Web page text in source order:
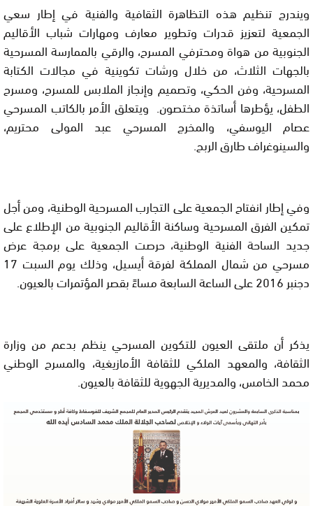
ويندرج تنظيم هذه التظاهرة الثقافية والفنية في إطار سعي
الجمعية لتعزيز قدرات وتطوير معارف ومهارات شباب الأقاليم
الجنوبية من هواة ومحترفي المسرح، والرقي بالممارسة المسرحية
بالجهات الثلاث، من خلال ورشات تكوينية في مجالات الكتابة
المسرحية، وفن الحكي، وتصميم وإنجاز الملابس للمسرح، ومسرح
الطفل، يؤطرها أساتذة مختصون. ويتعلق الأمر بالكاتب المسرحي
عصام اليوسفي، والمخرج المسرحي عبد المولى محتريم،
والسينوغراف طارق الربح.
وفيإطار انفتاح الجمعية على التجارب المسرحية الوطنية، ومن أجل
تمكين الفرقالمسرحية وساكنة الأقاليم الجنوبية من الإطلاع على
جديد الساحة الفنية الوطنية، حرصت الجمعية على برمجة عرض
مسرحي من شمال المملكة لفرقة أيسيل،
وذلك يوم السبت 17
دجنبر 2016 على الساعة السابعة مساءً بقصر المؤتمرات
بالعيون.
يذكر أن ملتقى العيون للتكوين المسرحي ينظم بدعم من وزارة
الثقافة، والمعهد الملكي للثقافة الأمازيغية، والمسرح الوطني
محمد الخامس، والمديريةالجهويةللثقافة بالعيون.